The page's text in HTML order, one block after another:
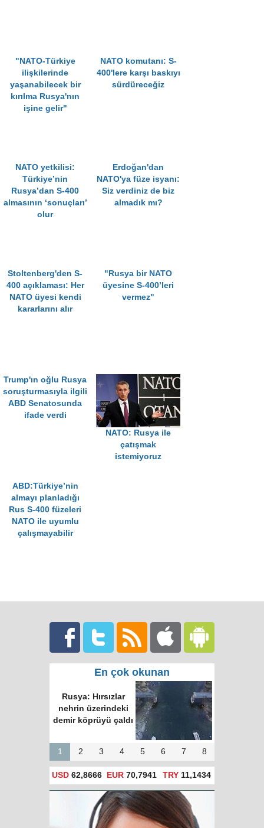
"NATO-Türkiye
ilişkilerinde
yaşanabilecek bir
kırılma Rusya'nın
işine gelir"
NATO komutanı: S-
400'lere karşı baskıyı
sürdüreceğiz
NATO yetkilisi:
Türkiye’nin
Rusya’dan S-400
almasının ‘sonuçları’
olur
Erdoğan'dan
NATO'ya füze isyanı:
Siz verdiniz de biz
almadık mı?
Stoltenberg'den S-
400 açıklaması: Her
NATO üyesi kendi
kararlarını alır
"Rusya bir NATO
üyesine S-400’leri
vermez"
Trump'ın oğlu Rusya
soruşturmasıyla ilgili
ABD Senatosunda
ifade verdi
NATO: Rusya ile
çatışmak
istemiyoruz
ABD:Türkiye’nin
almayı planladığı
Rus S-400 füzeleri
NATO ile uyumlu
çalışmayabilir
En çok okunan
Rusya: Hırsızlar
nehrin üzerindeki
demir köprüyü çaldı
1 2 3 4 5 6 7 8
USD 62,8666 EUR 70,7941 TRY 11,1434